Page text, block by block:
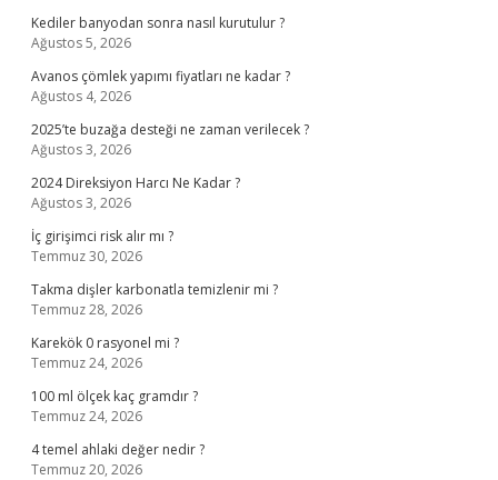
Kediler banyodan sonra nasıl kurutulur ?
Ağustos 5, 2026
Avanos çömlek yapımı fiyatları ne kadar ?
Ağustos 4, 2026
2025’te buzağa desteği ne zaman verilecek ?
Ağustos 3, 2026
2024 Direksiyon Harcı Ne Kadar ?
Ağustos 3, 2026
İç girişimci risk alır mı ?
Temmuz 30, 2026
Takma dişler karbonatla temizlenir mi ?
Temmuz 28, 2026
Karekök 0 rasyonel mi ?
Temmuz 24, 2026
100 ml ölçek kaç gramdır ?
Temmuz 24, 2026
4 temel ahlaki değer nedir ?
Temmuz 20, 2026